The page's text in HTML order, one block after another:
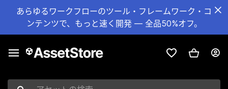
あらゆるワークフローのツール・フレームワーク・コ
ンテンツで、もっと速く開発 — 全品50%オフ。